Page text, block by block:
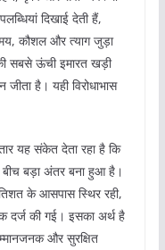
दिखाई देती हैं,
कौशल और त्याग जुड़ा
सबसे ऊंची इमारत खड़ी
है। यही विरोधाभास
यह संकेत देता रहा है कि
बीच बड़ा अंतर बना हुआ है।
के आसपास स्थिर रही,
दर्ज की गई। इसका अर्थ है
और सुरक्षित